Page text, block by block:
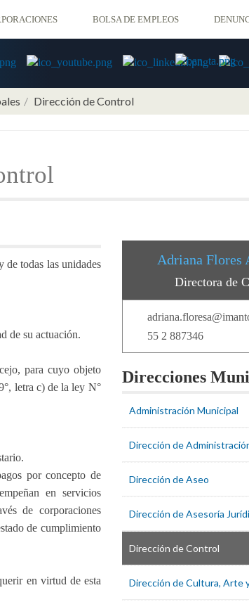
BOLSA DE EMPLEOS
Dirección de Control
todas las unidades
de su actuación.
para cuyo objeto
letra c) de la ley N°
por concepto de
en servicios
de corporaciones
de cumplimiento
en virtud de esta
Adriana Flores
Directora de
55 2 887346
Direcciones
Administración Municipal
Dirección de
Dirección de Aseo
Dirección de Asesoría
Dirección de Control
Dirección de Cultura, Arte